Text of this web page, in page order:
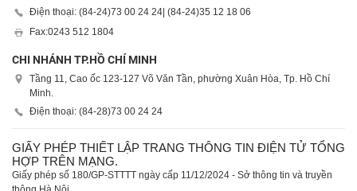
Điện thoại: (84-24)73 00 24 24 | (84-24)35 12 18 06
Fax:0243 512 1804
CHI NHÁNH TP.HỒ CHÍ MINH
Tầng 11, Cao ốc 123-127 Võ Văn Tần, phường Xuân Hòa, Tp. Hồ Chí
Minh.
Điện thoại: (84-28)73 00 24 24
GIẤY PHÉP THIẾT LẬP TRANG THÔNG TIN ĐIỆN TỬ TỔNG
HỢP TRÊN MẠNG.
Giấy phép số 180/GP-STTTT ngày cấp 11/12/2024 - Sở thông tin và truyền